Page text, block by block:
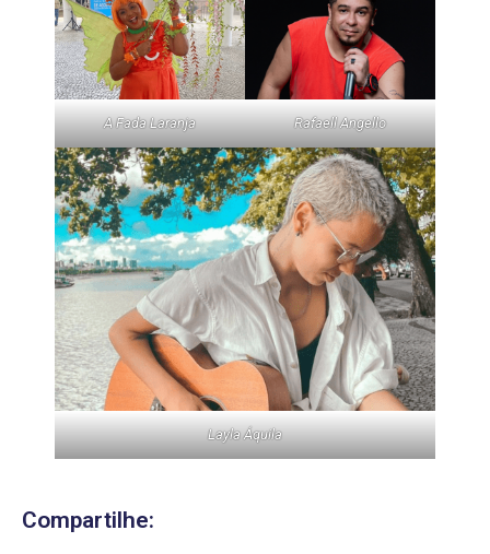
A Fada Laranja Rafaell Angello
Layla Áquila
Compartilhe: